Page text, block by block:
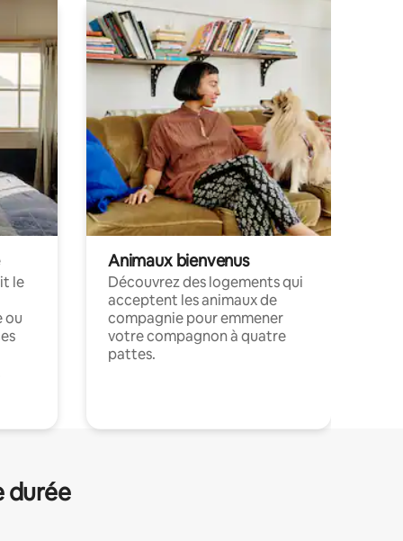
le
ou
Animaux bienvenus
Découvrez des logements qui
acceptent les animaux de
compagnie pour emmener
votre compagnon à quatre
pattes.
durée